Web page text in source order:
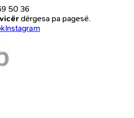
50 36
dërgesa pa pagesë.
Instagram